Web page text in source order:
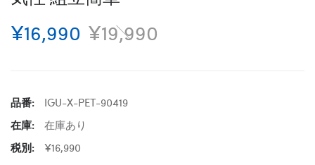
¥16,990 ¥19,990
品番:
IGU-X-PET-90419
在庫:
在庫あり
税別:
¥16,990